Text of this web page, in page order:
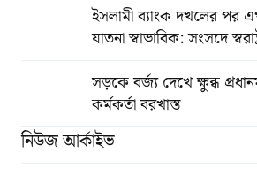
ইসলামী ব্যাংক দখলের পর
যাতনা স্বাভাবিক: সংসদে
সড়কে বর্জ্য দেখে ক্ষুব্ধ
কর্মকর্তা বরখাস্ত
নিউজ আর্কাইভ